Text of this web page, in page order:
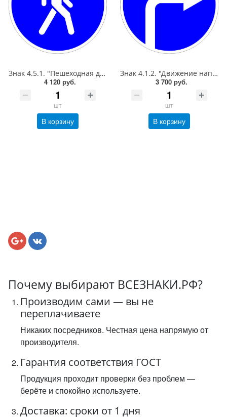
Знак 4.5.1. "Пешеходная дорожка",D=900, Тип А (1б) Микропризм. (7-9 лет)металл 0.8 мм
4 120 руб.
шт
В корзину
Знак 4.1.2. "Движение направо",D=900, Тип А Коммерческая (3 года),металл 0.8 мм
3 700 руб.
шт
В корзину
Почему выбирают ВСЕЗНАКИ.РФ?
Производим сами — вы не
переплачиваете
Никаких посредников. Честная цена напрямую от
производителя.
Гарантия соответствия ГОСТ
Продукция проходит проверки без проблем —
берёте и спокойно используете.
Доставка: сроки от 1 дня